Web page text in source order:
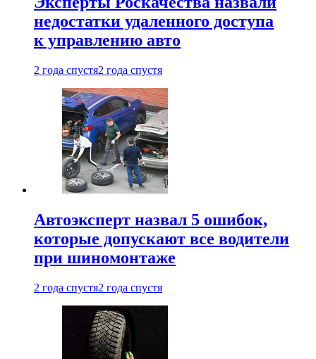
недостатки удаленного доступа
к управлению авто
2 года спустя2 года спустя
Автоэксперт назвал 5 ошибок,
которые допускают все водители
при шиномонтаже
2 года спустя2 года спустя